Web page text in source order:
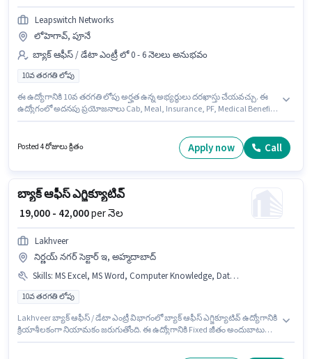
Leapswitch Networks
లోహెగావ్, పూనే
బ్యాక్ ఆఫీస్ / డేటా ఎంట్రీ లో 0 - 6 నెలలు అనుభవం
10వ తరగతి లోపు
ఈ ఉద్యోగానికి 10వ తరగతి లోపు అర్హత ఉన్న అభ్యర్థులు దరఖాస్తు చేయవచ్చు. ఈ
ఉద్యోగంలో అదనపు ప్రయోజనాలు Cab, Meal, Insurance, PF, Medical Benefits
బ్యాక్ ఆఫీస్ ఎగ్జిక్యూటివ్ గా చేరండి. ఈ ఉద్యోగం 0 - 6 నెలలు సంవత్సరాల అనుభవం
ఉన్న వారికి కోసం అనుకూలంగా ఉంటుంది. మీరు నెలకు ₹35000 వరకు
Posted 4 రోజులు క్రితం Apply now Call
బ్యాక్ ఆఫీస్ ఎగ్జిక్యూటివ్
₹ 19,000 - 42,000per నెల
Lakhveer
నిర్ణయ్ నగర్ సెక్టార్ ఇ, అహ్మదాబాద్
Skills: MS Excel, MS Word, Computer Knowledge, Data Entry, Email Writing, Internet Surfing, > 30 WPM Typing Speed
10వ తరగతి లోపు
Lakhveer బ్యాక్ ఆఫీస్ / డేటా ఎంట్రీ విభాగంలో బ్యాక్ ఆఫీస్ ఎగ్జిక్యూటివ్ ఉద్యోగానికి
క్రియాశీలకంగా నియామకం జరుగుతోంది. ఈ ఉద్యోగానికి Fixed జీతం అందుబాటులో